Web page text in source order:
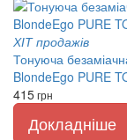
ХІТ продажів
Тонуюча
BlondeEgo PURE
415грн
Докладніше